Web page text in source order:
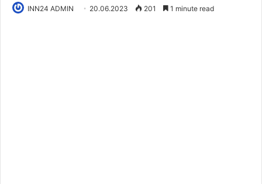
INN24 ADMIN 20.06.2023 201 1 minute read